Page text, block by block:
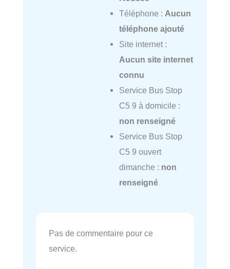
Téléphone : Aucun
téléphone ajouté
Site internet :
Aucun site internet
connu
Service Bus Stop
C5 9 à domicile :
non renseigné
Service Bus Stop
C5 9 ouvert
dimanche : non
renseigné
Pas de commentaire pour ce
service.